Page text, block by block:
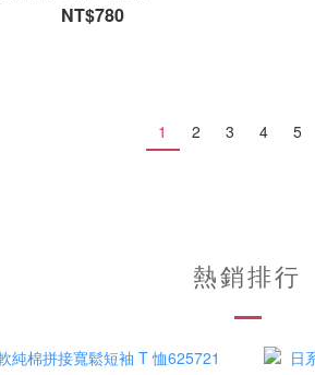
NT$780
1 2 3 4 5
熱銷排行